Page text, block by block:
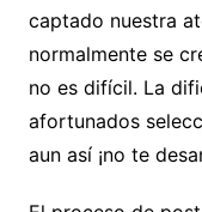
captado nuestra
normalmente se
no es difícil. La
afortunados
aun así ¡no te